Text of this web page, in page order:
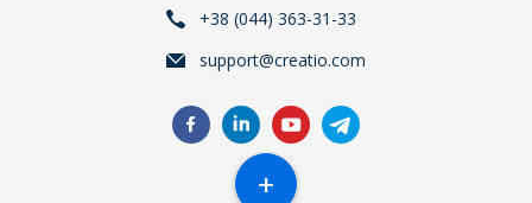
+38 (044) 363-31-33
support@creatio.com
+